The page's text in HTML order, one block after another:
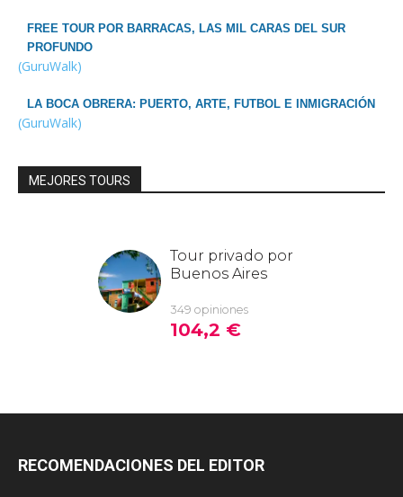
FREE TOUR POR BARRACAS, LAS MIL CARAS DEL SUR
PROFUNDO
(GuruWalk)
LA BOCA OBRERA: PUERTO, ARTE, FUTBOL E INMIGRACIÓN
(GuruWalk)
MEJORES TOURS
RECOMENDACIONES DEL EDITOR